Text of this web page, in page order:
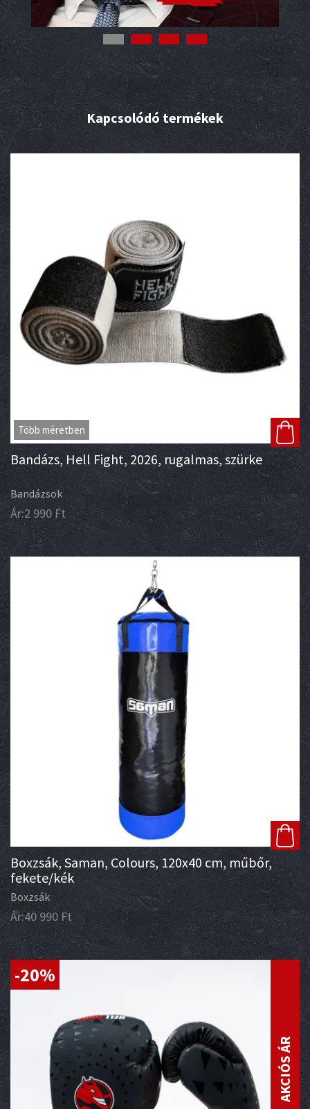
Kapcsolódó termékek
Több méretben
Bandázs, Hell Fight, 2026, rugalmas, szürke
Bandázsok
Ár:2 990Ft
Boxzsák, Saman, Colours, 120x40 cm, műbőr,
fekete/kék
Boxzsák
Ár:40 990 Ft
AKCIÓS ÁR
-20%